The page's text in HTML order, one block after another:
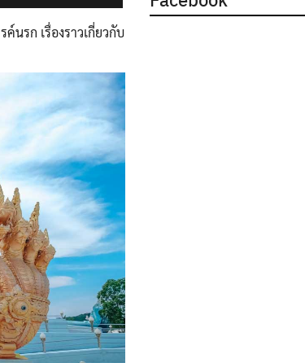
นรก เรื่องราวเกี่ยวกับ